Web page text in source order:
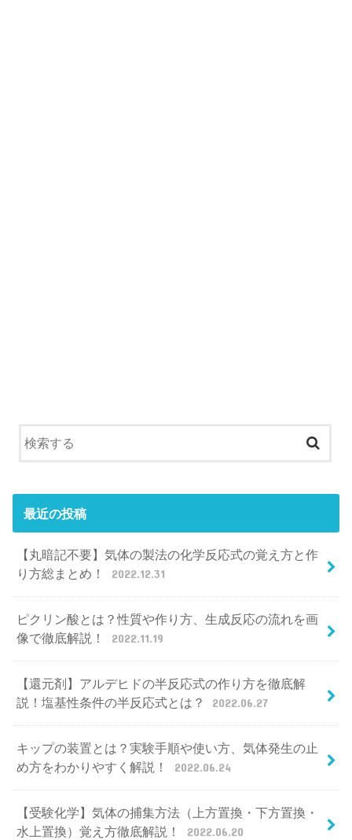
最近の投稿
【丸暗記不要】気体の製法の化学反応式の覚え方と作
り方総まとめ！
2022.12.31
ピクリン酸とは？性質や作り方、生成反応の流れを画
像で徹底解説！
2022.11.19
【還元剤】アルデヒドの半反応式の作り方を徹底解
説！塩基性条件の半反応式とは？
2022.06.27
キップの装置とは？実験手順や使い方、気体発生の止
め方をわかりやすく解説！
2022.06.24
【受験化学】気体の捕集方法（上方置換・下方置換・
水上置換）覚え方徹底解説！
2022.06.20